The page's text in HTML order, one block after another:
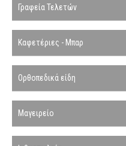
Γραφεία Τελετών
Καφετέριες - Μπαρ
Ορθοπεδικά είδη
Μαγειρείο